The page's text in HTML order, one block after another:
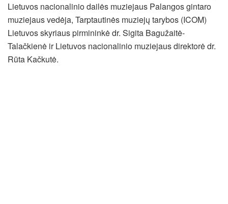
Lietuvos nacionalinio dailės muziejaus Palangos gintaro
muziejaus vedėja, Tarptautinės muziejų tarybos (ICOM)
Lietuvos skyriaus pirmininkė dr. Sigita Bagužaitė-
Talačkienė ir Lietuvos nacionalinio muziejaus direktorė dr.
Rūta Kačkutė.